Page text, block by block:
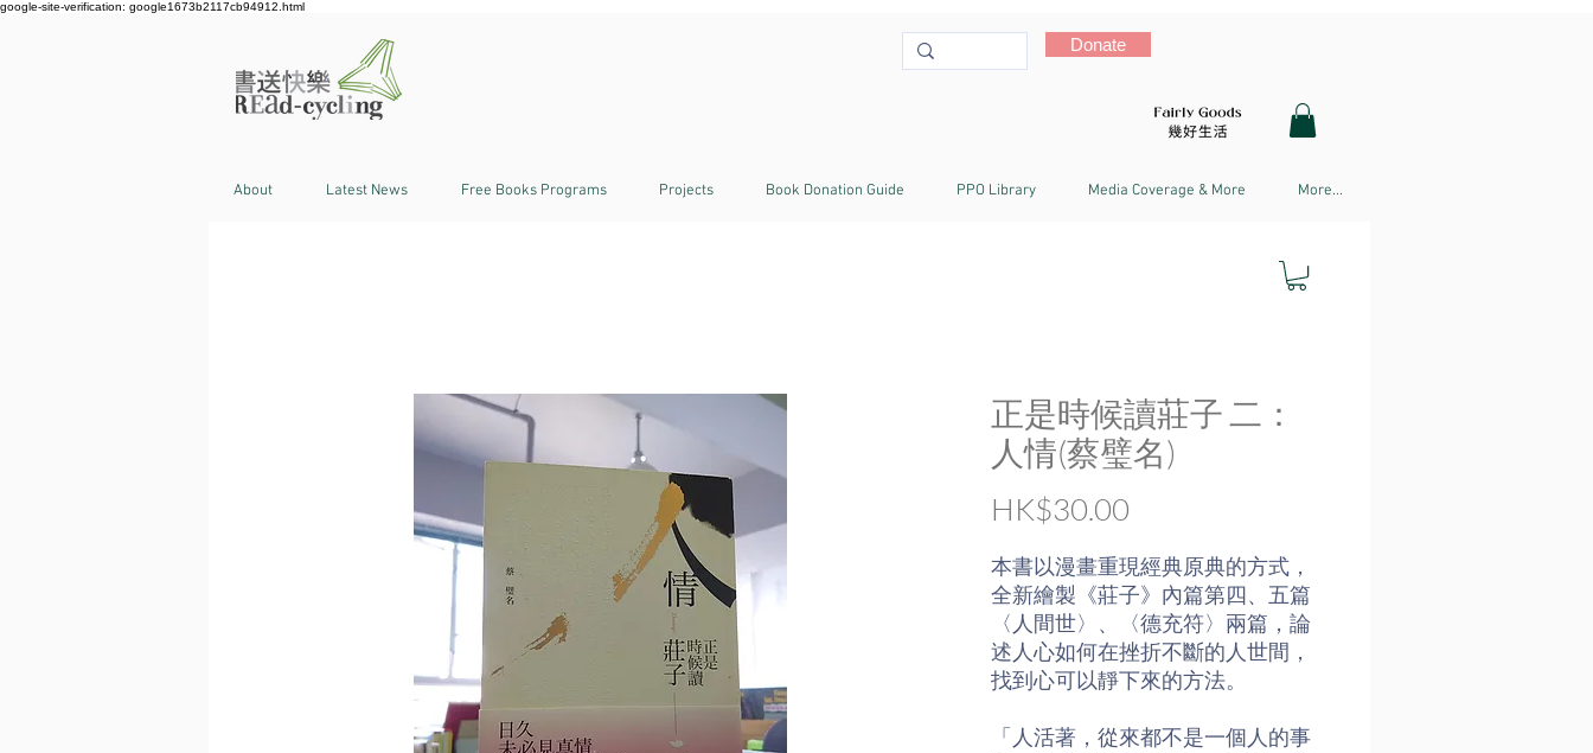
google-site-verification: google1673b2117cb94912.html
Donate
About Latest News Free Books Programs Projects Book Donation Guide PPO Library Media Coverage & More More...
正是時候讀莊子 二：
人情(蔡璧名)
HK$30.00
本書以漫畫重現經典原典的方式，
全新繪製《莊子》內篇第四、五篇
〈人間世〉、〈德充符〉兩篇，論
述人心如何在挫折不斷的人世間，
找到心可以靜下來的方法。
「人活著，從來都不是一個人的事